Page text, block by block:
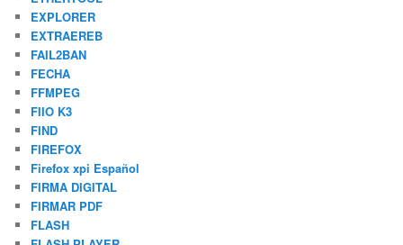
EXPLORER
EXTRAEREB
FAIL2BAN
FECHA
FFMPEG
FIIO K3
FIND
FIREFOX
Firefox xpi Español
FIRMA DIGITAL
FIRMAR PDF
FLASH